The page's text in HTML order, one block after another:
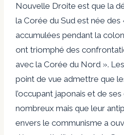
Nouvelle Droite est que la
la Corée du Sud est née
accumulées pendant la
ont triomphé des
avec la Corée du Nord ».
point de vue admettre que
l’occupant japonais et de
nombreux mais que leur
envers le communisme a